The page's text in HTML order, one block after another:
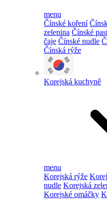
menu
Čínské koření
zelenina Čínské
čaje Čínské nudle
Čínská rýže
Korejská kuchyně
menu
Korejská rýže
nudle Korejská
Korejské omáčky